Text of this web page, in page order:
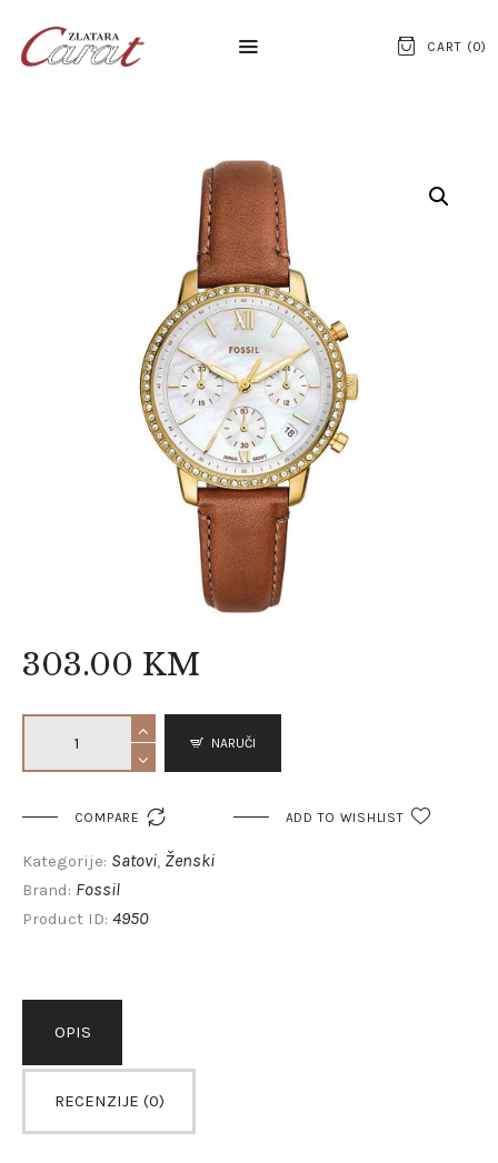
CART (0)
NASLOVNA
O NAMA
KONTAKT
SATOVI
SREBRNI NAKIT
ZLATNI NAKIT
303.00 KM
NARUČI
COMPARE  ADD TO WISHLIST
Kategorije: Satovi Ženski
Brand: Fossil
Product ID: 4950
OPIS
RECENZIJE (0)